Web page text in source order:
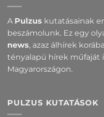
A Pulzus kutatásainak
beszámolunk. Ez egy
news, azaz álhírek
tényalapú hírek műfaját
Magyarországon.
PULZUS KUTATÁSOK